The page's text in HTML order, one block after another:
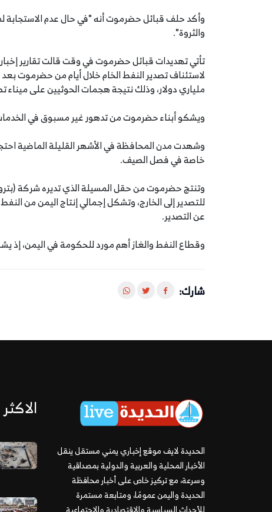
والثروة".
تأتي تهديدات قبائل حضرموت في وقت قالت تقارير
لاستئناف تصدير النفط الخام خلال أيام من حضرموت
ملياري دولار، وذلك نتيجة هجمات الحوثيين على
ويشكو أبناء حضرموت من تدهور غير مسبوق في الخدمات
وشهدت مدن المحافظة في الأشهر القليلة الماضية
خاصة في فصل الصيف.
للتصدير إلى الخارج، وتشكل إجمالي إنتاج اليمن من
عن التصدير.
وقطاع النفط والغاز أهم مورد للحكومة في اليمن، إذ يشكل ما نسبته 70
شارك:
الحديدة لايف موقع إخباري يمني مستقل ينقل
الأخبار المحلية والعربية والدولية بمصداقية
وسرعة، مع تركيز خاص على أخبار محافظة
الحديدة واليمن عمومًا، ومتابعة مستمرة